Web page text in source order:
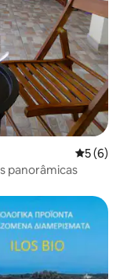
5 (6)
panorâmicas